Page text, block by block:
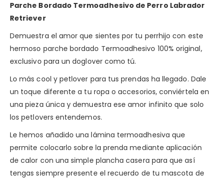
Parche Bordado Termoadhesivo de Perro Labrador
Retriever
Demuestra el amor que sientes por tu perrhijo con este
hermoso parche bordado Termoadhesivo 100% original,
exclusivo para un doglover como tú.
Lo más cool y petlover para tus prendas ha llegado. Dale
un toque diferente a tu ropa o accesorios, conviértela en
una pieza única y demuestra ese amor infinito que solo
los petlovers entendemos.
Le hemos añadido una lámina termoadhesiva que
permite colocarlo sobre la prenda mediante aplicación
de calor con una simple plancha casera para que así
tengas siempre presente el recuerdo de tu mascota de